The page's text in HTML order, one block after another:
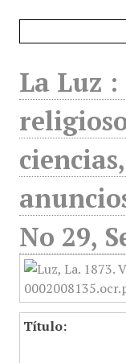
La Luz
No 29,
Título: